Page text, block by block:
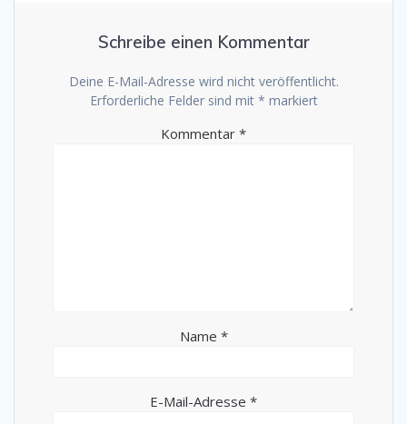
Schreibe einen Kommentar
Deine E-Mail-Adresse wird nicht veröffentlicht.
Erforderliche Felder sind mit * markiert
Kommentar *
Name *
E-Mail-Adresse *